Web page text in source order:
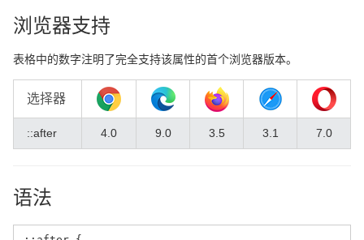
浏览器支持
表格中的数字注明了完全支持该属性的首个浏览器版本。
选择器
::after 4.0 9.0 3.5 3.1 7.0
语法